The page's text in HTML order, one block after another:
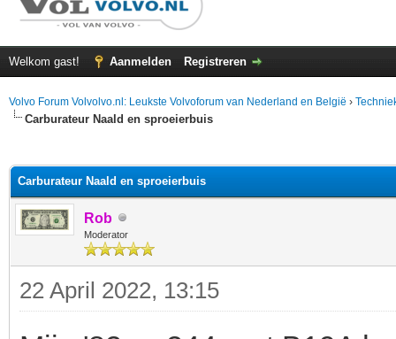
Welkom gast! Aanmelden Registreren
Volvo Forum Volvolvo.nl: Leukste Volvoforum van Nederland en België ›
Carburateur Naald en sproeierbuis
Carburateur Naald en sproeierbuis
Rob
Moderator
22 April 2022, 13:15